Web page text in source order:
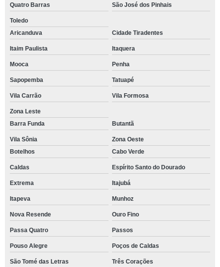
Quatro Barras São José dos Pinhais
Toledo
Aricanduva
Cidade Tiradentes
Itaim Paulista Itaquera
Mooca Penha
Sapopemba Tatuapé
Vila Carrão Vila Formosa
Zona Leste
Barra Funda
Butantã
Vila Sônia
Zona Oeste
Botelhos
Cabo Verde
Caldas Espírito Santo do Dourado
Extrema Itajubá
Itapeva Munhoz
Nova Resende Ouro Fino
Passa Quatro Passos
Pouso Alegre Poços de Caldas
São Tomé das Letras Três Corações